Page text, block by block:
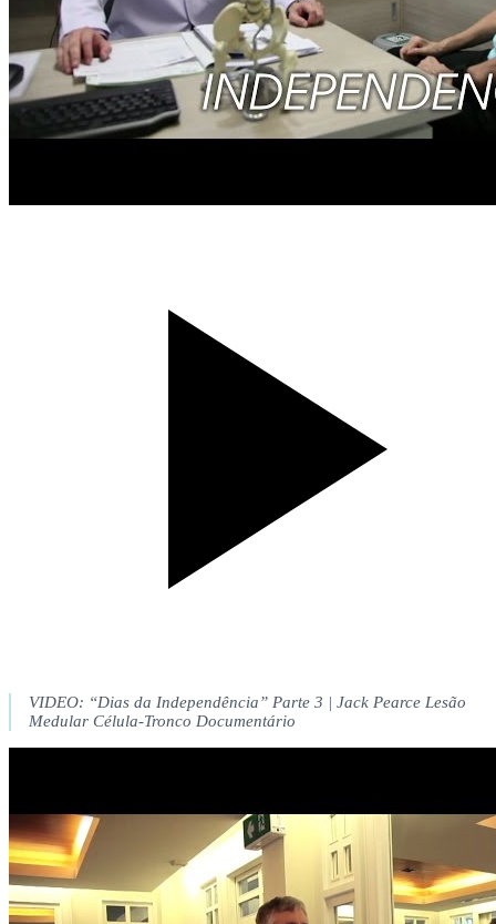
VIDEO: “Dias da Independência” Parte 3 | Jack Pearce Lesão
Medular Célula-Tronco Documentário